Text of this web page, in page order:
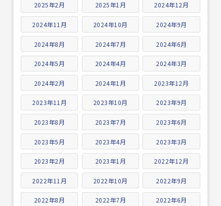
2025年2月 2025年1月 2024年12月
2024年11月 2024年10月 2024年9月
2024年8月 2024年7月 2024年6月
2024年5月 2024年4月 2024年3月
2024年2月 2024年1月 2023年12月
2023年11月 2023年10月 2023年9月
2023年8月 2023年7月 2023年6月
2023年5月 2023年4月 2023年3月
2023年2月 2023年1月 2022年12月
2022年11月 2022年10月 2022年9月
2022年8月 2022年7月 2022年6月